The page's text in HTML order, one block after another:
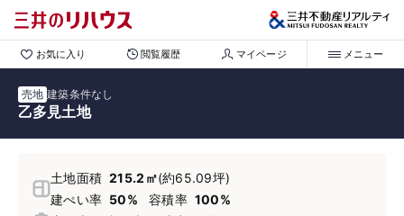
お気に入り 閲覧履歴 マイページ メニュー
売地 建築条件なし
乙多見土地
土地面積 215.2㎡(約65.09坪)
建ぺい率 50% 容積率 100%